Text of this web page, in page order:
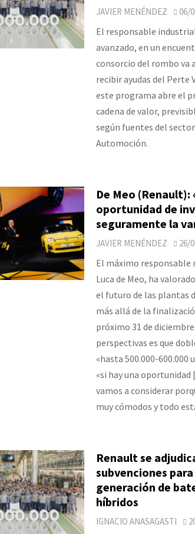
JAVIER MENÉNDEZ 06/
El responsable
avanzado, en un
consorcio del rombo va
recibir ayudas del Perte
este programa abre el
cadena de valor,
según fuentes del
Automoción.
De Meo (Renault):
oportunidad de
seguramente la
JAVIER MENÉNDEZ 26/
El máximo responsable
Luca de Meo, ha
el futuro de las plantas
más allá de la
próximo 31 de
perspectivas es que
«hasta 500.000-600.000
«si hay una
vamos a considerar
muy cómodos y todo
Renault se
subvenciones
generación de
híbridos
IGNACIO ANASAGASTI